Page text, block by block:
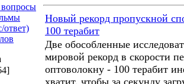
ответ)
Новый рекорд пропускной
100 терабит
Две обособленные
мировой рекорд в скорости
оптоволокну - 100 терабит
хватит, чтобы за секунду